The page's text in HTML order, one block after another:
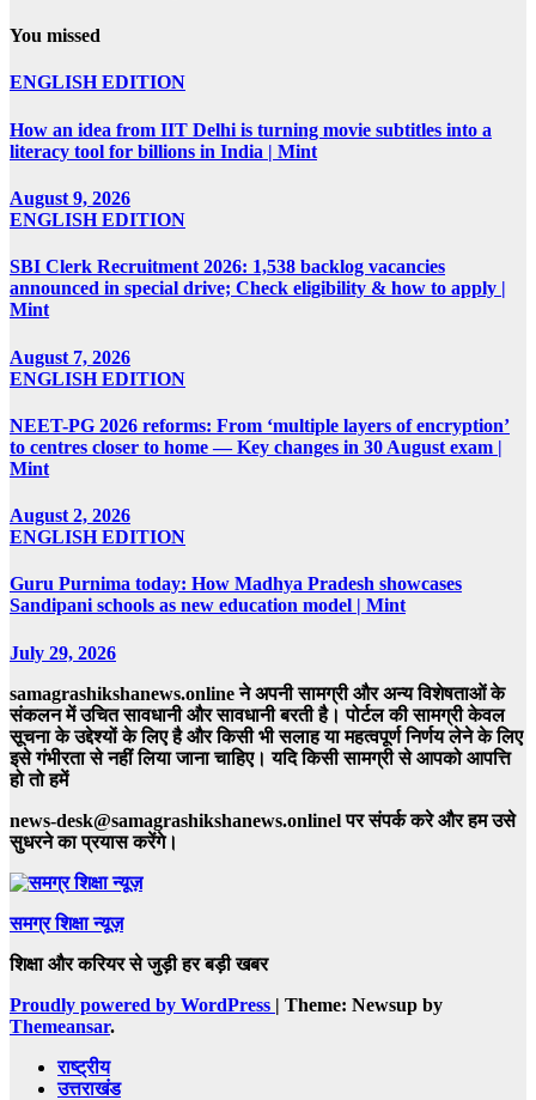
You missed
ENGLISH EDITION
How an idea from IIT Delhi is turning movie subtitles into a
literacy tool for billions in India | Mint
August 9, 2026
ENGLISH EDITION
SBI Clerk Recruitment 2026: 1,538 backlog vacancies
announced in special drive; Check eligibility & how to apply |
Mint
August 7, 2026
ENGLISH EDITION
NEET-PG 2026 reforms: From ‘multiple layers of encryption’
to centres closer to home — Key changes in 30 August exam |
Mint
August 2, 2026
ENGLISH EDITION
Guru Purnima today: How Madhya Pradesh showcases
Sandipani schools as new education model | Mint
July 29, 2026
samagrashikshanews.online ने अपनी सामग्री और अन्य विशेषताओं के
संकलन में उचित सावधानी और सावधानी बरती है। पोर्टल की सामग्री केवल
सूचना के उद्देश्यों के लिए है और किसी भी सलाह या महत्वपूर्ण निर्णय लेने के लिए
इसे गंभीरता से नहीं लिया जाना चाहिए। यदि किसी सामग्री से आपको आपत्ति
हो तो हमें
news-desk@samagrashikshanews.onlinel पर संपर्क करे और हम उसे
सुधरने का प्रयास करेंगे।
समग्र शिक्षा न्यूज़
शिक्षा और करियर से जुड़ी हर बड़ी खबर
Proudly powered by WordPress | Theme: Newsup by
Themeansar.
राष्ट्रीय
उत्तराखंड